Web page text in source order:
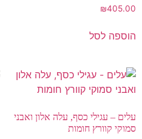
₪405.00
הוספה לסל
עלים – עגילי כסף, עלה אלון ואבני
סמוקי קוורץ חומות